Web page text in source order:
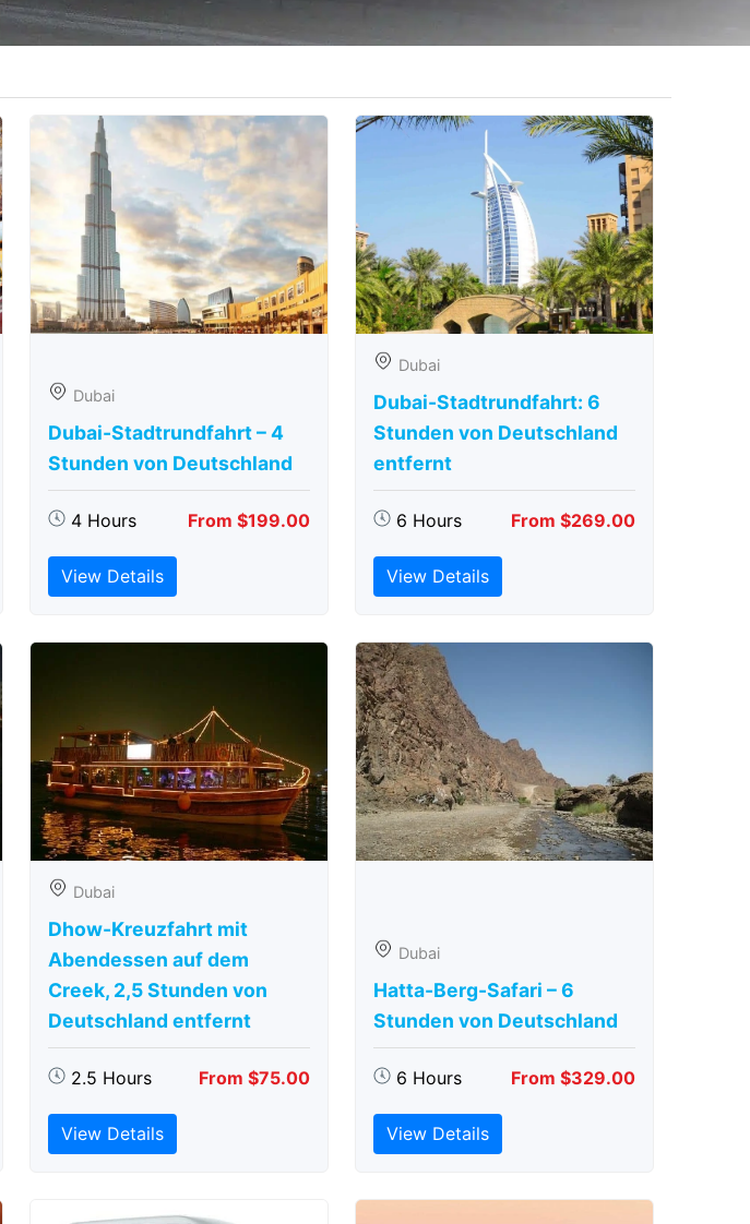
Dubai
Dubai-Stadtrundfahrt – 4
Stunden von Deutschland
4 Hours From $199.00
View Details
Dubai
Dubai-Stadtrundfahrt: 6
Stunden von Deutschland
entfernt
6 Hours From $269.00
View Details
Dubai
Dhow-Kreuzfahrt mit
Abendessen auf dem
Creek, 2,5 Stunden von
Deutschland entfernt
2.5 Hours From $75.00
View Details
Dubai
Hatta-Berg-Safari – 6
Stunden von Deutschland
6 Hours From $329.00
View Details